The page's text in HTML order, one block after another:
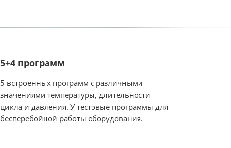
5+4 программ
5 встроенных программ с различными
значениями температуры, длительности
цикла и давления. У тестовые программы для
бесперебойной работы оборудования.